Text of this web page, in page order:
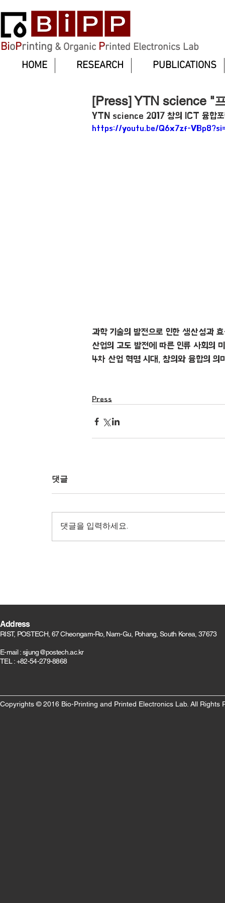
BioPrinting & Organic Printed Electronics Lab
HOME
RESEARCH PUBLICATIONS
[Press] YTN science "
YTN science 2017 창의 ICT 융합포
https://youtu.be/Q6x7zf-
과학 기술의 발전으로 인한 생산성과
산업의 고도 발전에 따른 인류 사회의
4차 산업 혁명 시대, 창의와 융합의 의
Press
댓글
댓글을 입력하세요.
Address
RIST, POSTECH, 67 Cheongam-Ro, Nam-Gu, Pohang, South Korea, 37673
E-mail :sjjung@postech.ac.kr
TEL : +82-54-279-8868
Copyrights © 2016 Bio-Printing and Printed Electronics Lab. All Rights